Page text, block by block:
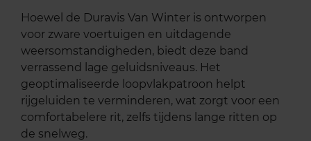
Hoewel de Duravis Van Winter is ontworpen
voor zware voertuigen en uitdagende
weersomstandigheden, biedt deze band
verrassend lage geluidsniveaus. Het
geoptimaliseerde loopvlakpatroon helpt
rijgeluiden te verminderen, wat zorgt voor een
comfortabelere rit, zelfs tijdens lange ritten op
de snelweg.